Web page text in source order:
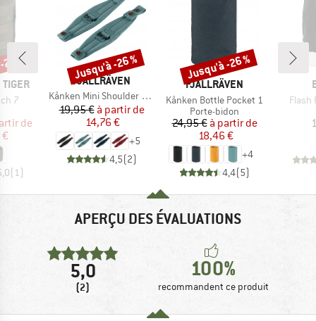
7
réduit
de
(1)
% MARQUE
FJÄLLRÄVEN
Article
Kånken Mini Shoulder Pads
Prix
19,95 € Prix réduit
à partir de
14,76 €
+5
4,5(2)
Remise
Jusqu'à -26 %
MARQUE
FJÄLLRÄVEN
Article
Kånken Bottle Pocket 1
Product group
Porte-bidon
Prix
24,95 € Prix réduit
à partir de
18,46 €
+4
4,4(5)
Remise
Jusqu'à -26 %
Article
Flash
APERÇU DES ÉVALUATIONS
5,0
(2)
100%
recommandent ce produit